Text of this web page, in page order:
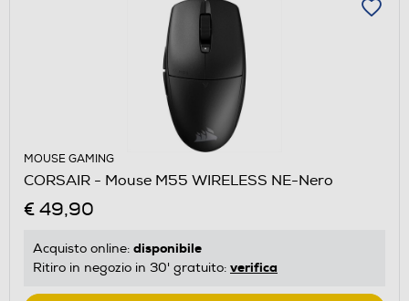
MOUSE GAMING
CORSAIR - Mouse M55 WIRELESS NE-Nero
€ 49,90
Acquisto online: disponibile
Ritiro in negozio in 30' gratuito: verifica